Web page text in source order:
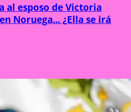
al esposo de Victoria
Noruega... ¿Ella se irá